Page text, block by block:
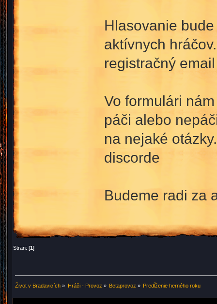
Hlasovanie
aktívnych
registračný
Vo formulári
páči alebo
na nejaké
discorde
Budeme radi za
Stran: [1]
Život v Bradavicích » Hráči - Provoz » Betaprovoz » Predĺženie herného roku